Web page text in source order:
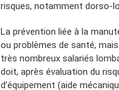
risques, notamment dorso-
La prévention liée à la
ou problèmes de santé,
très nombreux salariés
doit, après évaluation du
d’équipement (aide